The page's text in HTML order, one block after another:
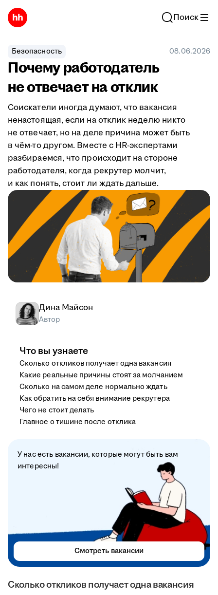
Поиск
Безопасность 08.06.2026
Почему работодатель
не отвечает на отклик
Соискатели иногда думают, что вакансия
ненастоящая, если на отклик неделю никто
не отвечает, но на деле причина может быть
в чём-то другом. Вместе с HR-экспертами
разбираемся, что происходит на стороне
работодателя, когда рекрутер молчит,
и как понять, стоит ли ждать дальше.
Сколько откликов получает одна вакансия
Дина Майсон
Автор
Что вы узнаете
Сколько откликов получает одна вакансия
Какие реальные причины стоят за молчанием
Сколько на самом деле нормально ждать
Как обратить на себя внимание рекрутера
Чего не стоит делать
Главное о тишине после отклика
У нас есть вакансии, которые могут быть вам
интересны!
Смотреть вакансии